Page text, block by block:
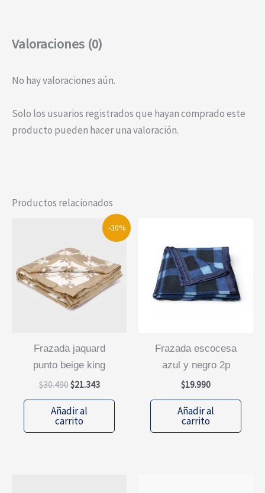
Valoraciones (0)
No hay valoraciones aún.
Solo los usuarios registrados que hayan comprado este
producto pueden hacer una valoración.
Productos relacionados
-30%
frazada jaquard
punto beige king
$30.490El
original
era:
$21.343El
actual
$21.343.
Añadir al
carrito
frazada escocesa
azul y negro 2p
$19.990
Añadir al
carrito